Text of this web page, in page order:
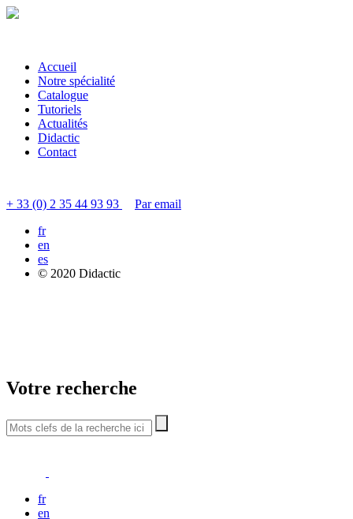
Accueil
Notre spécialité
Catalogue
Tutoriels
Actualités
Didactic
Contact
+ 33 (0) 2 35 44 93 93
Par email
fr
en
es
© 2020 Didactic
Votre recherche
fr
en